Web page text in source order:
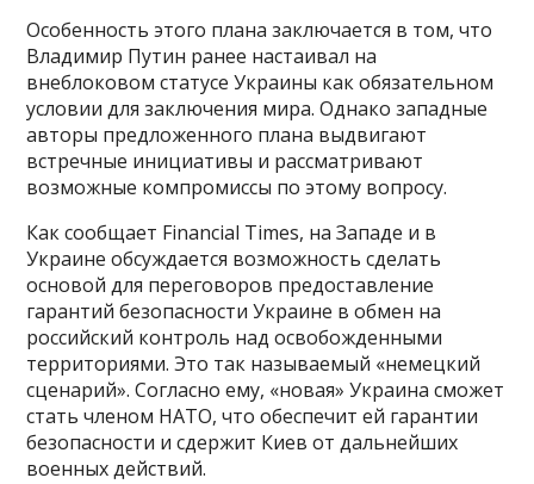
Особенность этого плана заключается в том, что
Владимир Путин ранее настаивал на
внеблоковом статусе Украины как обязательном
условии для заключения мира. Однако западные
авторы предложенного плана выдвигают
встречные инициативы и рассматривают
возможные компромиссы по этому вопросу.
Как сообщает Financial Times, на Западе и в
Украине обсуждается возможность сделать
основой для переговоров предоставление
гарантий безопасности Украине в обмен на
российский контроль над освобожденными
территориями. Это так называемый «немецкий
сценарий». Согласно ему, «новая» Украина сможет
стать членом НАТО, что обеспечит ей гарантии
безопасности и сдержит Киев от дальнейших
военных действий.